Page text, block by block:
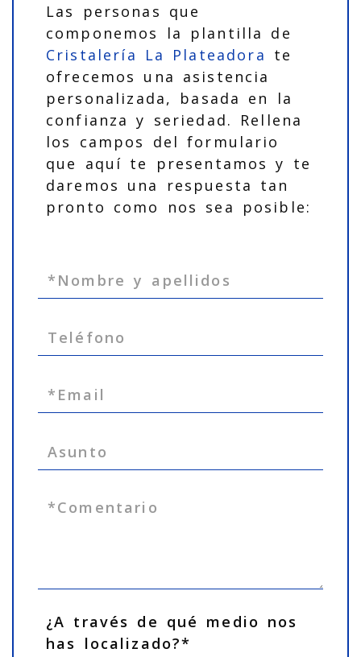
Las personas que
componemos la plantilla de
Cristalería La Plateadora te
ofrecemos una asistencia
personalizada, basada en la
confianza y seriedad. Rellena
los campos del formulario
que aquí te presentamos y te
daremos una respuesta tan
pronto como nos sea posible:
¿A través de qué medio nos
has localizado?*